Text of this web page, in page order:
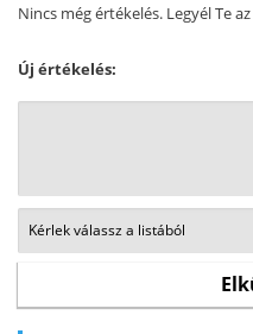
Nincs még értékelés. Legyél Te
Új értékelés: